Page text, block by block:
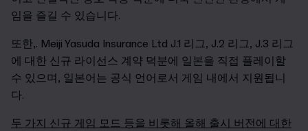
임을 즐길 수 있습니다.
또한,. Meiji Yasuda Insurance Ltd J.1 리그, J.2 리그, J.3 리그
에 대한 신규 라이선스 계약 덕분에 일본을 직접 플레이할
수 있으며, 일본어는 공식 언어로서 게임 내에서 지원됩니
다.
두 가지 신규 게임 모드 등을 비롯해 올해 출시 버전에 대한